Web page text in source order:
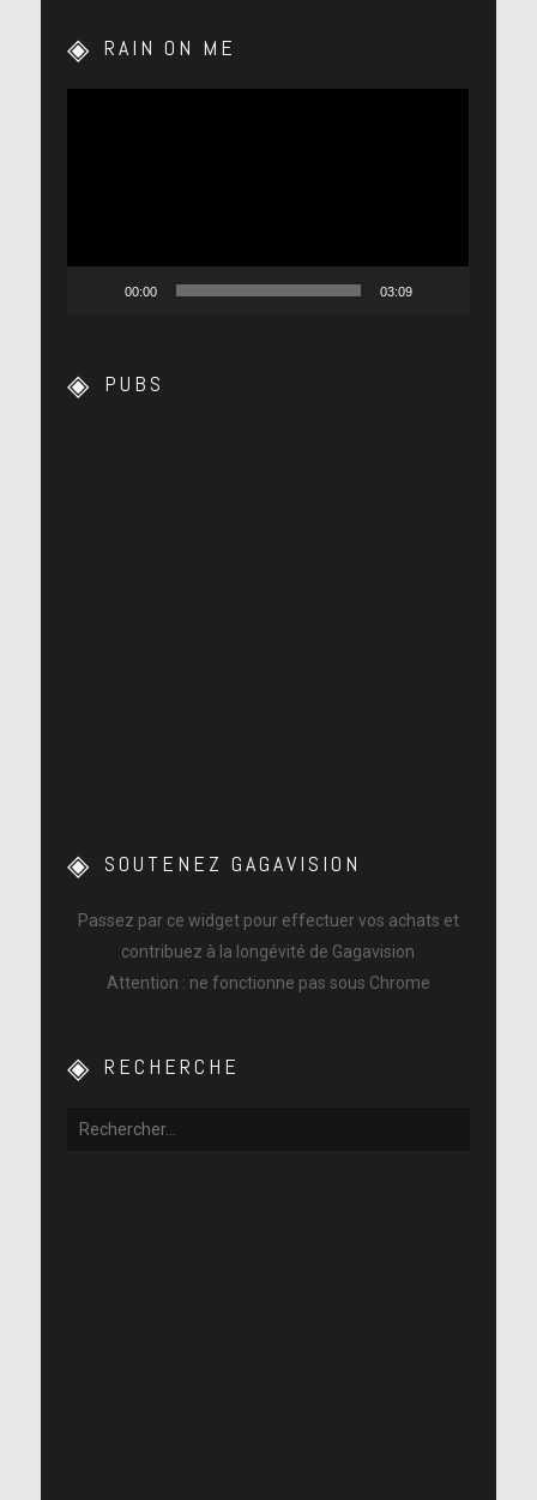
RAIN ON ME
00:00 03:09
PUBS
SOUTENEZ GAGAVISION
Passez par ce widget pour effectuer vos achats et
contribuez à la longévité de Gagavision
Attention : ne fonctionne pas sous Chrome
RECHERCHE